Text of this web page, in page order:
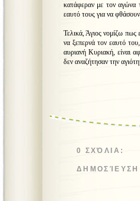
κατάφεραν με τον αγώνα
εαυτό τους για να
Τελικά, Άγιος νομίζω πως
να ξεπερνά τον εαυτό
αυριανή Κυριακή, είναι
δεν αναζήτησαν την
0 ΣΧΌΛΙΑ: